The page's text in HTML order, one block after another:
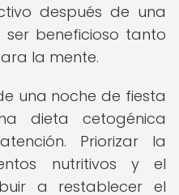
después de una
beneficioso tanto
la mente.
una noche de fiesta
dieta cetogénica
Priorizar la
nutritivos y el
a restablecer el